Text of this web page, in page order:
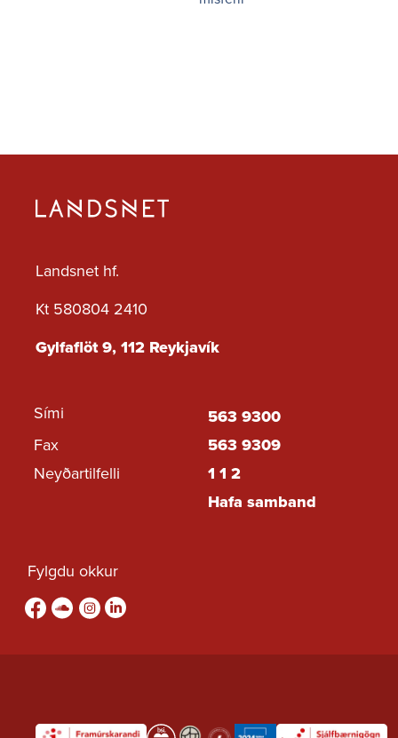
Um Hagsmunaráðið
Landsnet hf.
Kt 580804 2410
Gylfaflöt 9, 112 Reykjavík
Sími 563 9300
Fax 563 9309
Neyðartilfelli
1 1 2
Hafa samband
Fylgdu okkur
Fylgdu okkur á Facebook
sound-cloud
Fylgdu okkur á Instagram
Fylgdu okkur á Linkedin